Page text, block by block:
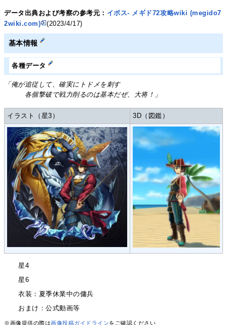
データ出典および考察の参考元： イポス- メギド72攻略wiki (megido7
2wiki.com)
(2023/4/17)
基本情報
各種データ
「俺が追従して、確実にトドメを刺す
各個撃破で戦力削るのは基本だぜ、大将！」
イラスト（星3） 3D（図鑑）
星4
星6
衣装：夏季休業中の傭兵
おまけ：公式動画等
※画像提供の際は画像投稿ガイドラインをご確認ください